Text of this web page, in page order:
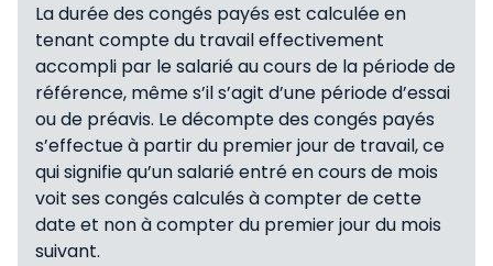
La durée des congés payés est calculée en
tenant compte du travail effectivement
accompli par le salarié au cours de la période de
référence, même s’il s’agit d’une période d’essai
ou de préavis. Le décompte des congés payés
s’effectue à partir du premier jour de travail, ce
qui signifie qu’un salarié entré en cours de mois
voit ses congés calculés à compter de cette
date et non à compter du premier jour du mois
suivant.